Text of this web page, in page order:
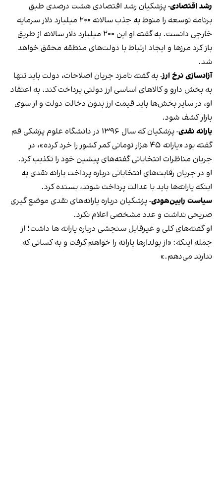
رشد اقتصادی- پزشکیان رشد اقتصادی هشت درصدی طبق
برنامه توسعه را منوط به جذب سالانه ۲۰۰ میلیارد دلار سرمایه
خارجی دانست. به گفته او این ۲۰۰ میلیارد دلار سالانه از طریق
باز کرد مرزها و ایجاد ارتباط با دولت‌های منطقه محقق خواهد
شد.
آزاد‌سازی نرخ ارز- به گفته نامزد جریان اصلاحات، دولت باید تنها
به بخش دارو و کالاهای اساسی ارز دولتی پرداخت کند. به اعتقاد
او، در سایر بخش‌ها باید قیمت ارز بدون دخالت دولت و از سوی
بازار کشف شود.
یارانه نقدی
- پزشکیان که سال ۱۳۹۶ در دانشگاه علوم پزشکی قم
گفته بود «یارانه ۴۵ هزار تومانی کمر کشور را خرد کرده»، در
جریان مناظرات انتخاباتی گفته‌های پیشین خود را تکذیب کرد.
او در جریان رقابت‌های انتخاباتی درباره پرداخت یارانه نقدی به
اینکه یارانه‌ها باید با عدالت پرداخت شوند، بسنده کرد.
سیاست رابین‌هودی-پزشکیان درباره یارانه‌های نقدی موضع گیری
صریحی نداشت و عدد مشخصی اعلام نکرد.
او گفته‌های کلی و غیر‌قابل سنجشی درباره یارانه ها داشت؛ از
جمله اینکه: «از پولدارها یارانه را خواهم گرفت و به کسانی که
ندارند می‌دهم.»